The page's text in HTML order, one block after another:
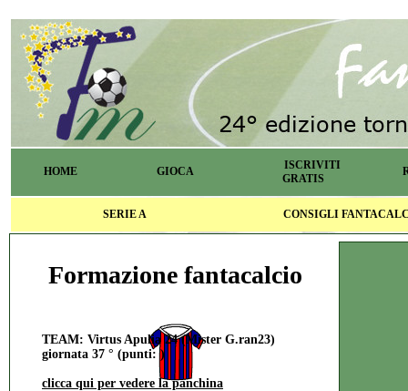
HOME GIOCA
ISCRIVITI
GRATIS
SERIE A CONSIGLI
Formazione fantacalcio
TEAM: Virtus Apulia 24 (Mister G.ran23)
giornata 37 ° (punti: )
clicca qui per vedere la panchina